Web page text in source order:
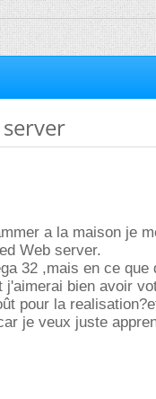
a la maison je
Web server.
32 ,mais en ce
j'aimerai bien avoir
pour la
je veux juste